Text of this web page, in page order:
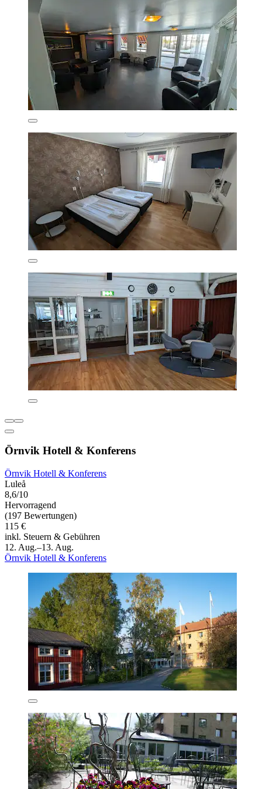
Örnvik Hotell & Konferens
Örnvik Hotell & Konferens
Luleå
8,6/10
Hervorragend
(197 Bewertungen)
115 €
inkl. Steuern & Gebühren
12. Aug.–13. Aug.
Örnvik Hotell & Konferens